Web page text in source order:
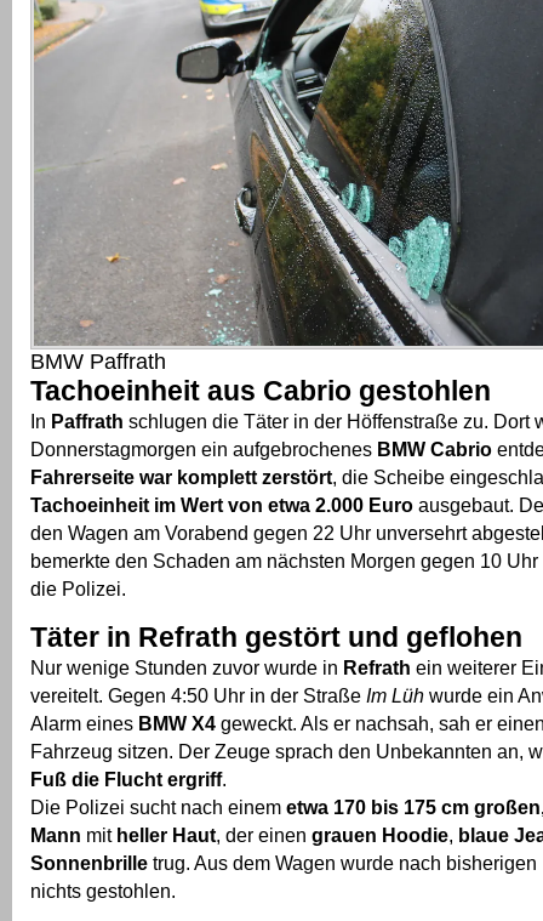
BMW Paffrath
Tachoeinheit aus Cabrio gestohlen
In Paffrath schlugen die Täter in der Höffenstraße zu. Dort
Donnerstagmorgen ein aufgebrochenes BMW Cabrio
Fahrerseite war komplett zerstört , die Scheibe
Tachoeinheit im Wert von etwa 2.000 Euro ausgebaut.
den Wagen am Vorabend gegen 22 Uhr unversehrt
bemerkte den Schaden am nächsten Morgen gegen 10
die Polizei.
Täter in Refrath gestört und geflohen
Nur wenige Stunden zuvor wurde in Refrath ein weiterer
vereitelt. Gegen 4:50 Uhr in der Straße Im Lüh wurde ein
Alarm eines BMW X4 geweckt. Als er nachsah, sah er
Fahrzeug sitzen. Der Zeuge sprach den Unbekannten an,
Fuß die Flucht ergriff.
Die Polizei sucht nach einem etwa 170 bis 175 cm
Mann mit heller Haut , der einen grauen Hoodie blaue
Sonnenbrille trug. Aus dem Wagen wurde nach
nichts gestohlen.